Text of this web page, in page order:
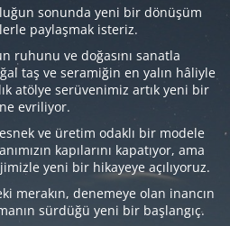
sonunda yeni bir dönüşüm
paylaşmak isteriz.
ruhunu ve doğasını sanatla
taş ve seramiğin en yalın hâliyle
atölye serüvenimiz artık yeni bir
evriliyor.
ve üretim odaklı bir modele
kapılarını kapatıyor, ama
yeni bir hikayeye açılıyoruz.
merakın, denemeye olan inancın
sürdüğü yeni bir başlangıç.